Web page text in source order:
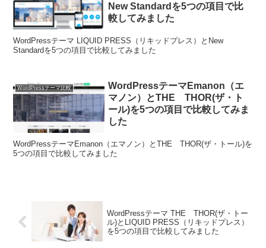
New Standardを5つの項目で比
較してみました
WordPressテーマ LIQUID PRESS（リキッドプレス）とNew
Standardを5つの項目で比較してみました
WordPressテーマ比較
WordPressテーマEmanon（エ
マノン）とTHE THOR(ザ・ト
ール)を5つの項目で比較してみま
した
WordPressテーマEmanon（エマノン）とTHE THOR(ザ・トール)を
5つの項目で比較してみました
WordPressテーマ THE THOR(ザ・トー
ル)とLIQUID PRESS（リキッドプレス）
を5つの項目で比較してみました